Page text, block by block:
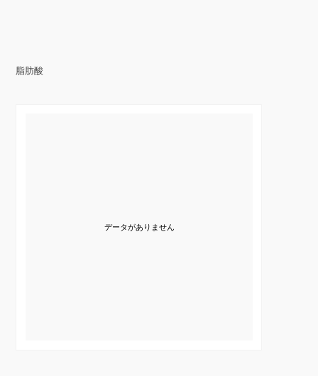
脂肪酸
データがありません